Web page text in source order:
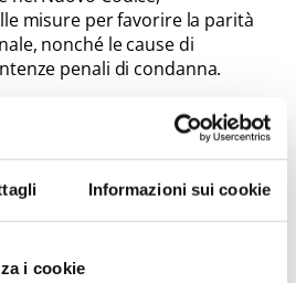
Informazioni sui cookie
i cookie
misure per favorire la parità
nonché le cause di
penali di condanna.